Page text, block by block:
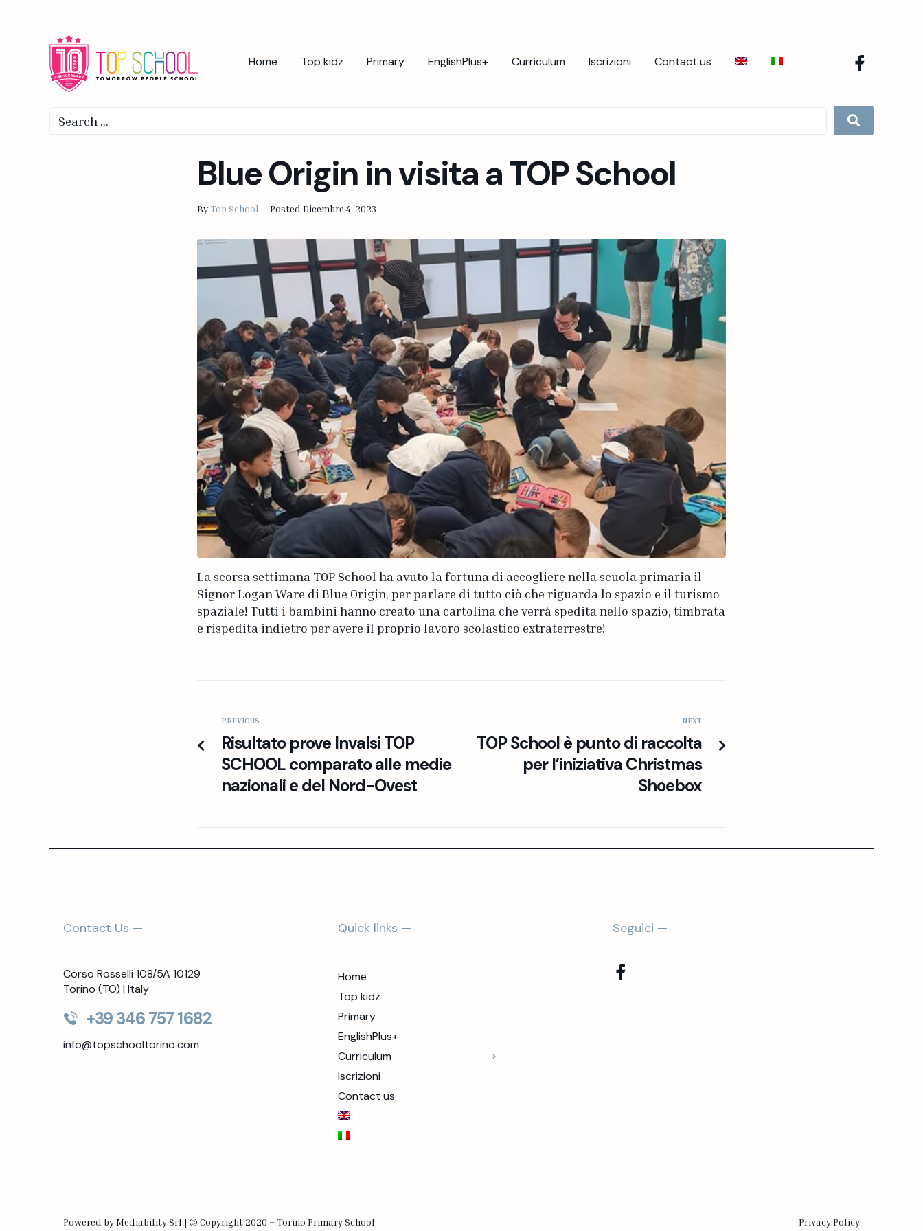
Home Top kidz Primary EnglishPlus+ Curriculum Iscrizioni Contact us
Blue Origin in visita a TOP School
ByTop School Posted Dicembre 4, 2023
La scorsa settimana TOP School ha avuto la fortuna di accogliere nella scuola primaria il
Signor Logan Ware di Blue Origin, per parlare di tutto ciò che riguarda lo spazio e il turismo
spaziale! Tutti i bambini hanno creato una cartolina che verrà spedita nello spazio, timbrata
e rispedita indietro per avere il proprio lavoro scolastico extraterrestre!
PREVIOUS
Risultato prove Invalsi TOP
SCHOOL comparato alle medie
nazionali e del Nord-Ovest
NEXT
TOP School è punto di raccolta
per l’iniziativa Christmas
Shoebox
Contact Us —
Corso Rosselli 108/5A 10129
Torino (TO) | Italy
+39 346 757 1682
info@topschooltorino.com
Quick links —
Home
Top kidz
Primary
EnglishPlus+
Curriculum
Iscrizioni
Contact us
Seguici —
Powered byMediability Srl | © Copyright 2020 – Torino Primary School Privacy Policy